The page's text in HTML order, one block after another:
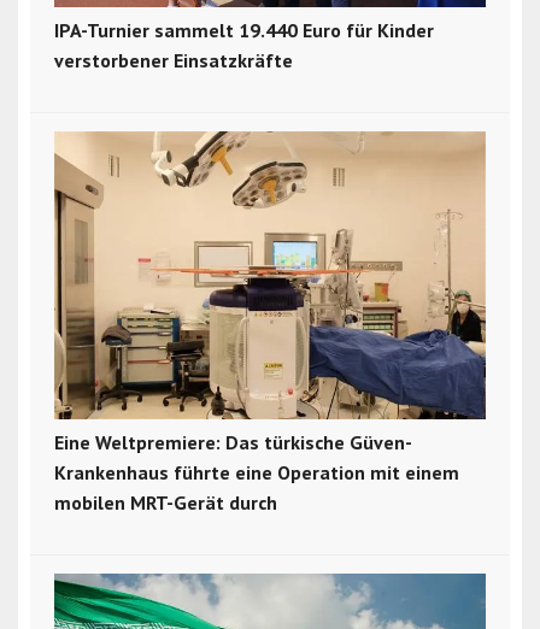
IPA-Turnier sammelt 19.440 Euro für Kinder
verstorbener Einsatzkräfte
Eine Weltpremiere: Das türkische Güven-
Krankenhaus führte eine Operation mit einem
mobilen MRT-Gerät durch